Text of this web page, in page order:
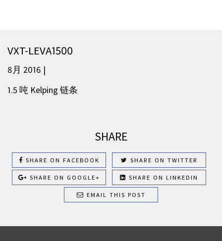
VXT-LEVA1500
8月 2016 |
1.5 吨 Kelping 链条
SHARE
SHARE ON FACEBOOK SHARE ON TWITTER
SHARE ON GOOGLE+ SHARE ON LINKEDIN
EMAIL THIS POST